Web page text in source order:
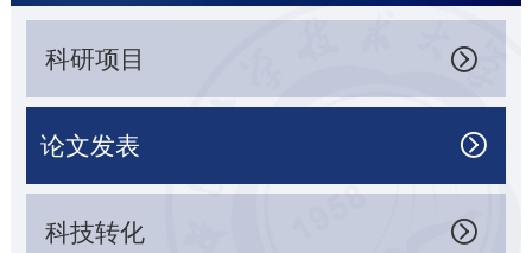
科研项目 
论文发表 
科技转化 